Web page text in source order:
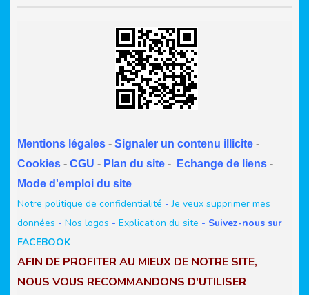
Mentions légales - Signaler un contenu illicite -
Cookies - CGU - Plan du site - Echange de liens -
Mode d'emploi du site
Notre politique de confidentialité -Je veux supprimer mes
données - Nos logos - Explication du site - Suivez-nous sur
FACEBOOK
AFIN DE PROFITER AU MIEUX DE NOTRE SITE,
NOUS VOUS RECOMMANDONS D'UTILISER